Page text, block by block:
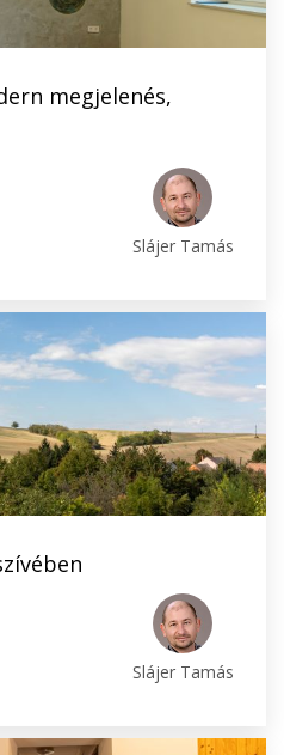
megjelenés,
Slájer Tamás
Slájer Tamás